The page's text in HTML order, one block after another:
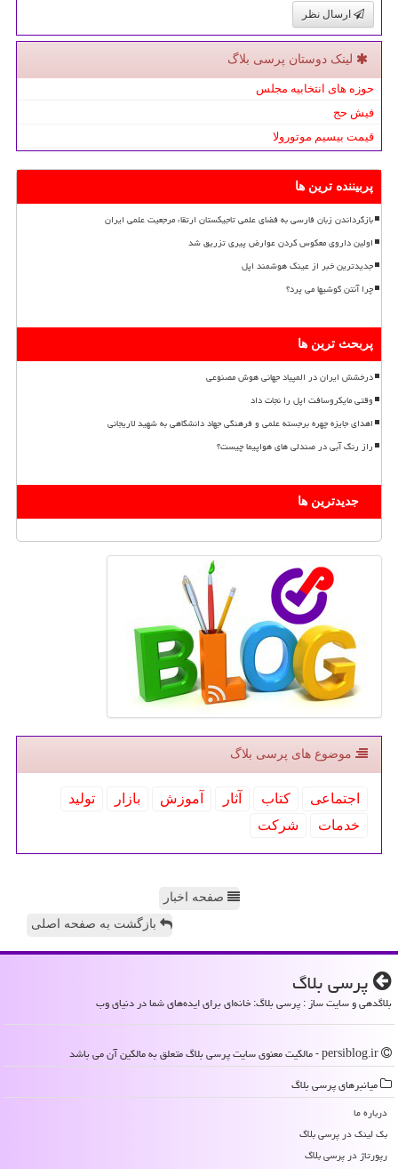
ارسال نظر
لینک دوستان پرسی بلاگ
حوزه های انتخابیه مجلس
فیش حج
قیمت بیسیم موتورولا
پربیننده ترین ها
بازگرداندن زبان فارسی به فضای علمی تاجیکستان ارتقاء مرجعیت علمی ایران
اولین داروی معکوس کردن عوارض پیری تزریق شد
جدیدترین خبر از عینک هوشمند اپل
چرا آنتن گوشیها می پرد؟
پربحث ترین ها
درخشش ایران در المپیاد جهانی هوش مصنوعی
وقتی مایکروسافت اپل را نجات داد
اهدای جایزه چهره برجسته علمی و فرهنگی جهاد دانشگاهی به شهید لاریجانی
راز رنگ آبی در صندلی های هواپیما چیست؟
جدیدترین ها
موضوع های پرسی بلاگ
اجتماعی كتاب آثار آموزش بازار
تولید
خدمات
شركت
صفحه اخبار
بازگشت به صفحه اصلی
پرسی بلاگ
بلاگدهی و سایت ساز : پرسی بلاگ: خانه‌ای برای ایده‌های شما در دنیای وب
میانبرهای پرسی بلاگ
درباره ما
بک لینک در پرسی بلاگ
رپورتاژ در پرسی بلاگ